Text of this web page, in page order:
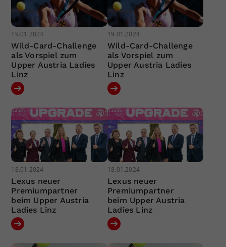
19.01.2024
Wild-Card-Challenge
als Vorspiel zum
Upper Austria Ladies
Linz
19.01.2024
Wild-Card-Challenge
als Vorspiel zum
Upper Austria Ladies
Linz
18.01.2024
Lexus neuer
Premiumpartner
beim Upper Austria
Ladies Linz
18.01.2024
Lexus neuer
Premiumpartner
beim Upper Austria
Ladies Linz